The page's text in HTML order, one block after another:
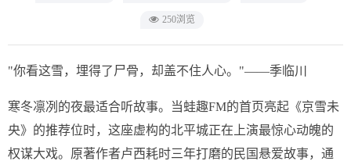
250浏览
"你看这雪，埋得了尸骨，却盖不住人心。"——季临川
寒冬凛冽的夜最适合听故事。当蛙趣FM的首页亮起《京雪未
央》的推荐位时，这座虚构的北平城正在上演最惊心动魄的
权谋大戏。原著作者卢西耗时三年打磨的民国悬爱故事，通